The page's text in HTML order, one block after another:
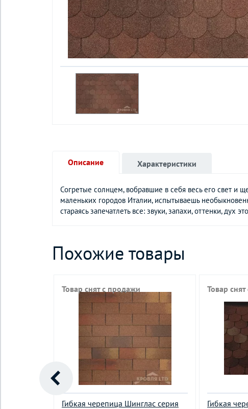
Описание
Согретые солнцем, вобравшие в себя весь его свет и
маленьких городов Италии, испытываешь
стараясь запечатлеть все: звуки, запахи, оттенки,
Характеристики
Похожие товары
Гибкая черепица Шинглас серия
Товар снят с продажи
Гибкая
Товар